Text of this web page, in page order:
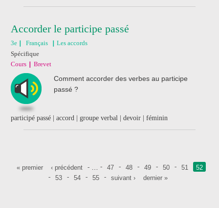
Accorder le participe passé
3e Français
Les accords
Spécifique
Cours
Brevet
Comment accorder des verbes au participe
passé ?
participé passé | accord | groupe verbal | devoir | féminin
Pages
« premier ‹ précédent 47 48 49 50 51
52
53
54 55 suivant › dernier »